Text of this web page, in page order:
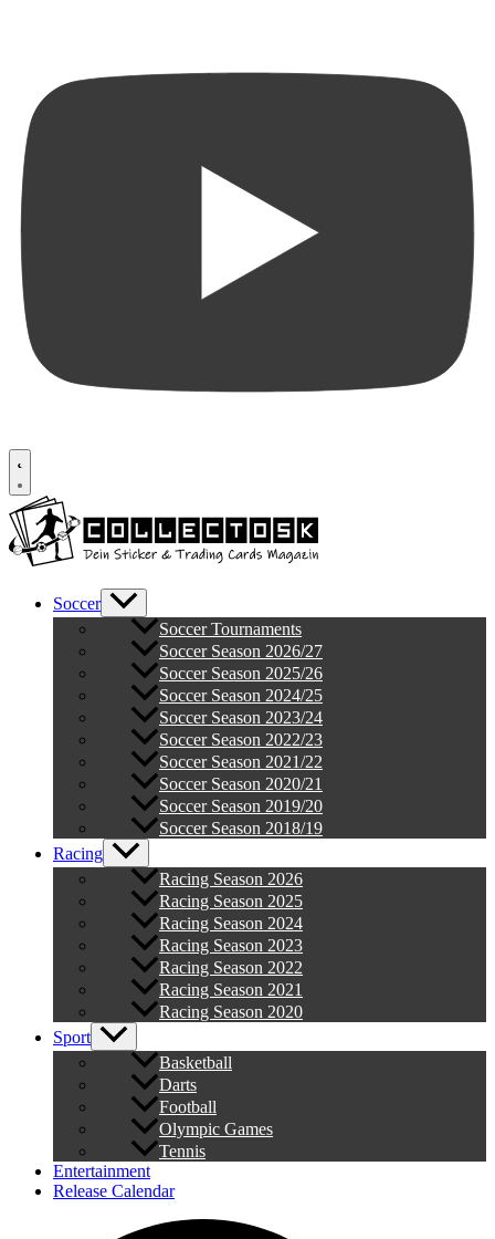
Soccer
Soccer Tournaments
Soccer Season 2026/27
Soccer Season 2025/26
Soccer Season 2024/25
Soccer Season 2023/24
Soccer Season 2022/23
Soccer Season 2021/22
Soccer Season 2020/21
Soccer Season 2019/20
Soccer Season 2018/19
Racing
Racing Season 2026
Racing Season 2025
Racing Season 2024
Racing Season 2023
Racing Season 2022
Racing Season 2021
Racing Season 2020
Sport
Basketball
Darts
Football
Olympic Games
Tennis
Entertainment
Release Calendar